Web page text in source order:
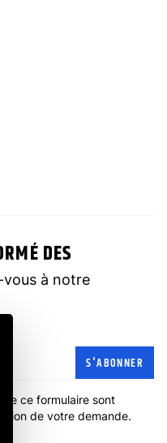
DES
à notre
S'ABONNER
de ce formulaire sont
de votre demande.